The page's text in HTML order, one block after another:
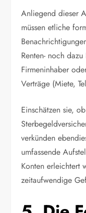
Anliegend dieser
müssen etliche
Renten- noch
Firmeninhaber
Verträge (Miete,
Einschätzen sie,
verkünden
umfassende
Konten erleichtert
zeitaufwendige